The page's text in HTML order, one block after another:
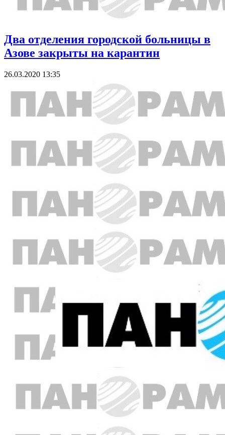
Два отделения городской больницы в
Азове закрыты на карантин
26.03.2020 13:35